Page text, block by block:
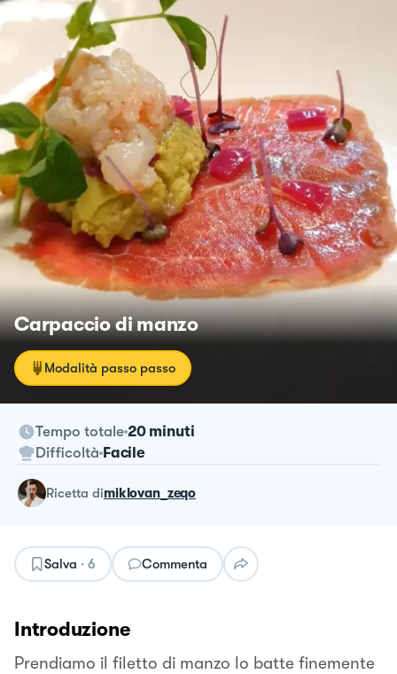
Carpaccio di manzo
Modalità passo passo
Tempo totale 20 minuti
Difficoltà Facile
ricetta dimiklovan_zeqo
Salva · 6 Commenta
Introduzione
Prendiamo il filetto di manzo lo batte finemente